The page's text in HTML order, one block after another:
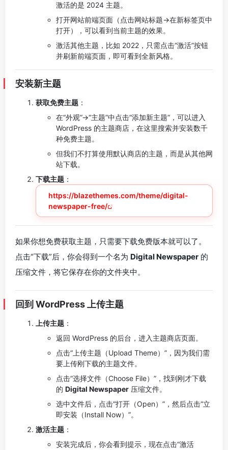
激活的是 2024 主题。
打开网站前端页面（点击网站标题->在新标签页中
打开），可以看到当前主题的效果。
激活其他主题，比如 2022，只需点击“激活”按钮
并刷新前端页面，即可看到全新风格。
安装新主题
获取免费主题 ：
在“外观”->“主题”中点击“添加新主题”，可以进入
WordPress 的主题商店，在这里搜索并安装数千
种免费主题。
但我们不打算使用默认商店的主题，而是从其他网
站下载。
下载主题 ：
https://blazethemes.com/theme/digital-
newspaper-free/
如果你想免费获取主题，只需要下载免费版本就可以了。
点击“下载”后，你会得到一个名为 Digital Newspaper 的
压缩文件，将它保存在你的文件夹中。
回到 WordPress 上传主题
上传主题 ：
返回 WordPress 的后台，进入主题商店页面。
点击“上传主题（Upload Theme）”，因为我们需
要上传刚下载的主题文件。
点击“选择文件（Choose File）”，找到刚才下载
的 Digital Newspaper 压缩文件。
选中文件后，点击“打开（Open）”，然后点击“立
即安装（Install Now）”。
激活主题 ：
安装完成后，你会看到提示，现在点击“激活